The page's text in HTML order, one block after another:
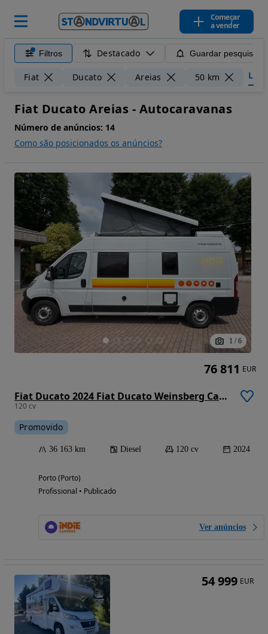
Começar
a vender
Filtros Destacado Guardar pesquisa
Fiat Ducato Areias 50 km
Fiat Ducato Areias - Autocaravanas
Número de anúncios: 14
Como são posicionados os anúncios?
1 / 6
Fiat Ducato 2024 Fiat Ducato Weinsberg Carabus | Manual | Techo Elevable
120 cv
Promovido
36 163 km Diesel 120 cv 2024
Porto (Porto)
Profissional • Publicado
Ver anúncios
76 811 EUR
54 999 EUR